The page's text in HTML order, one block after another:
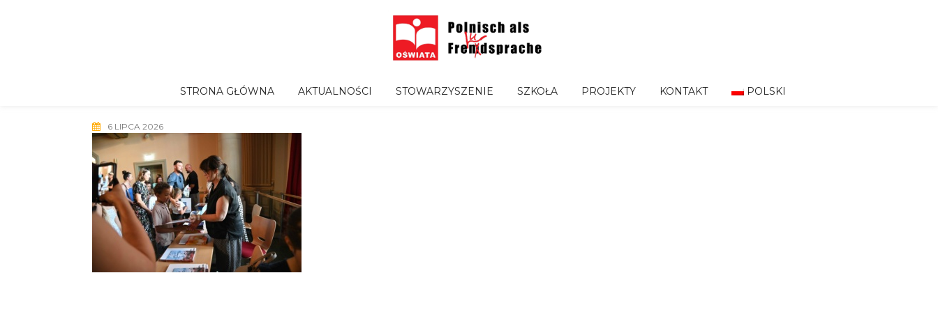
STRONA GŁÓWNA AKTUALNOŚCI STOWARZYSZENIE SZKOŁA PROJEKTY KONTAKT POLSKI
6 LIPCA 2026